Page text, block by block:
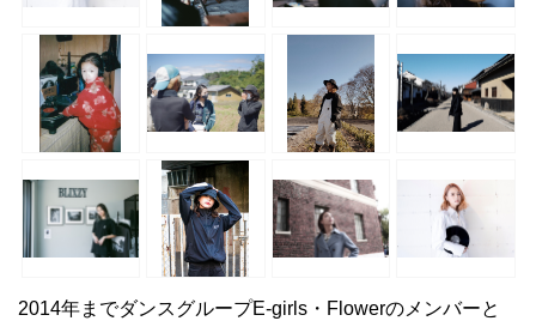
2014年までダンスグループE-girls・Flowerのメンバーと